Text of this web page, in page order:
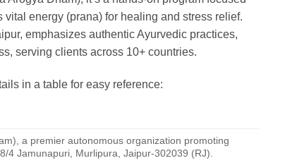
energy (prana) for healing and stress relief.
emphasizes authentic Ayurvedic practices,
serving clients across 10+ countries.
in a table for easy reference:
a premier autonomous organization promoting
4 Jamunapuri, Murlipura, Jaipur-302039 (RJ).